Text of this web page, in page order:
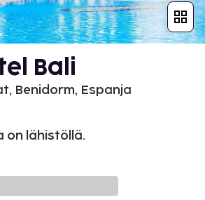
Bali
Benidorm, Espanja
on lähistöllä.